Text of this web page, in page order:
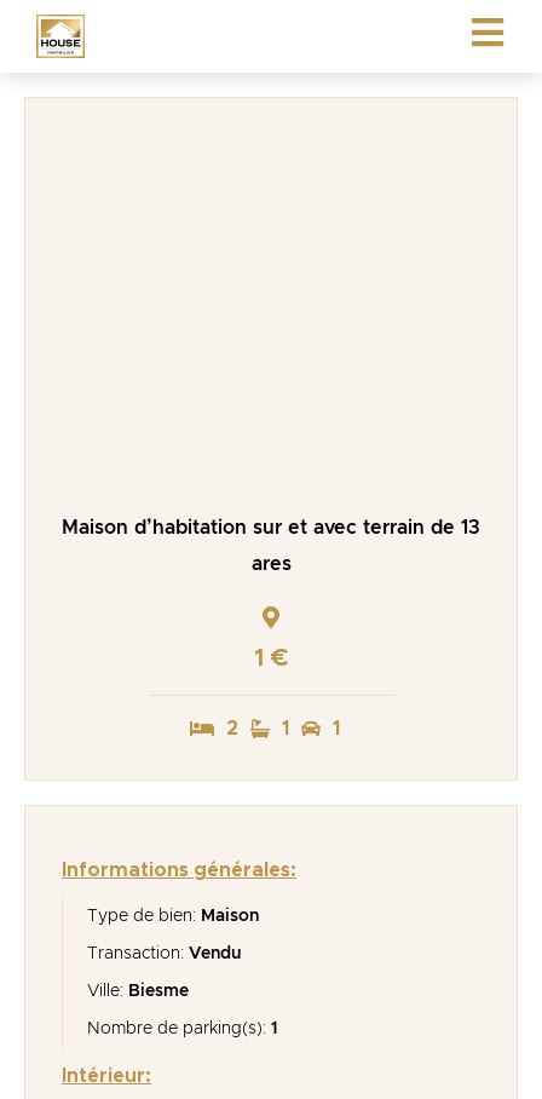
Maison d’habitation sur et avec terrain de 13
ares
1 €
2 1 1
Informations générales:
Type de bien: Maison
Transaction: Vendu
Ville: Biesme
Nombre de parking(s): 1
Intérieur: